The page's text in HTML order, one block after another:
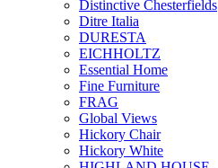
Distinctive Chesterfields
Ditre Italia
DURESTA
EICHHOLTZ
Essential Home
Fine Furniture
FRAG
Global Views
Hickory Chair
Hickory White